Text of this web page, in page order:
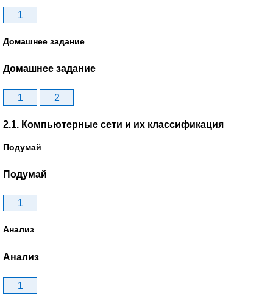
1
Домашнее задание
Домашнее задание
1 2
2.1. Компьютерные сети и их классификация
Подумай
Подумай
1
Анализ
Анализ
1